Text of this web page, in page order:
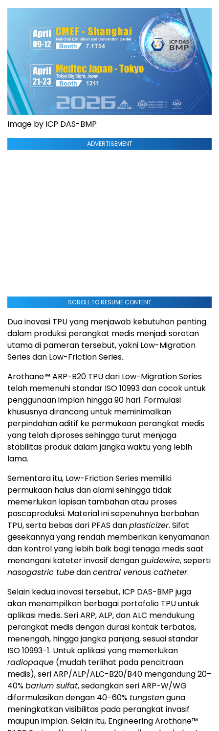
Image by ICP DAS-BMP
ADVERTISEMENT
SCROLL TO RESUME CONTENT
Dua inovasi TPU yang menjawab kebutuhan penting
dalam produksi perangkat medis menjadi sorotan
utama di pameran tersebut, yakni Low-Migration
Series dan Low-Friction Series.
Arothane™ ARP-B20 TPU dari Low-Migration Series
telah memenuhi standar ISO 10993 dan cocok untuk
penggunaan implan hingga 90 hari. Formulasi
khususnya dirancang untuk meminimalkan
perpindahan aditif ke permukaan perangkat medis
yang telah diproses sehingga turut menjaga
stabilitas produk dalam jangka waktu yang lebih
lama.
Sementara itu, Low-Friction Series memiliki
permukaan halus dan alami sehingga tidak
memerlukan lapisan tambahan atau proses
pascaproduksi. Material ini sepenuhnya berbahan
TPU, serta bebas dari PFAS danplasticizer. Sifat
gesekannya yang rendah memberikan kenyamanan
dan kontrol yang lebih baik bagi tenaga medis saat
menangani kateter invasif denganguidewire, seperti
nasogastric tubedancentral venous catheter.
Selain kedua inovasi tersebut, ICP DAS-BMP juga
akan menampilkan berbagai portofolio TPU untuk
aplikasi medis. Seri ARP, ALP, dan ALC mendukung
perangkat medis dengan durasi kontak terbatas,
menengah, hingga jangka panjang, sesuai standar
ISO 10993-1. Untuk aplikasi yang memerlukan
radiopaque (mudah terlihat pada pencitraan
medis), seri ARP/ALP/ALC-B20/B40 mengandung 20–
40%barium sulfat, sedangkan seri ARP-W/WG
diformulasikan dengan 40–60% tungstenguna
meningkatkan visibilitas pada perangkat invasif
maupun implan. Selain itu, Engineering Arothane™